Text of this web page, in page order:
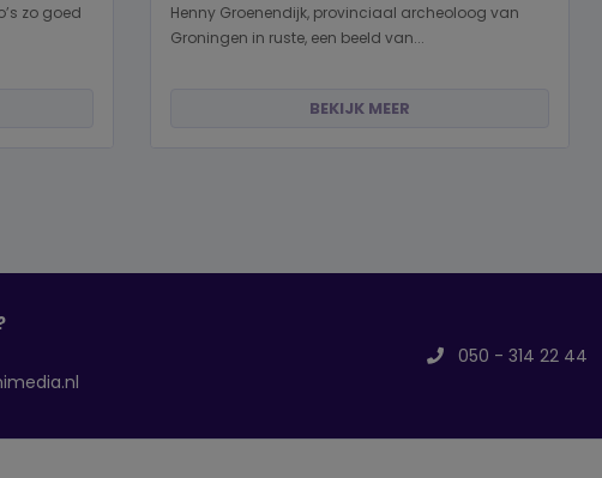
zo goed
Henny Groenendijk, provinciaal archeoloog van
Groningen in ruste, een beeld van...
BEKIJK MEER
050 - 314 22 44